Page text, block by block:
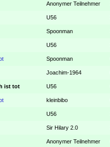
Anonymer Teilnehmer
U56
Spoonman
U56
Spoonman
Joachim-1964
ist tot U56
kleinbibo
U56
Sir Hilary 2.0
Anonymer Teilnehmer